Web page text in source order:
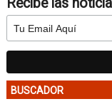
BUSCADOR